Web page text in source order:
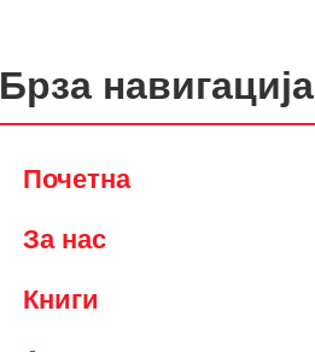
Брза навигација
Почетна
За нас
Книги